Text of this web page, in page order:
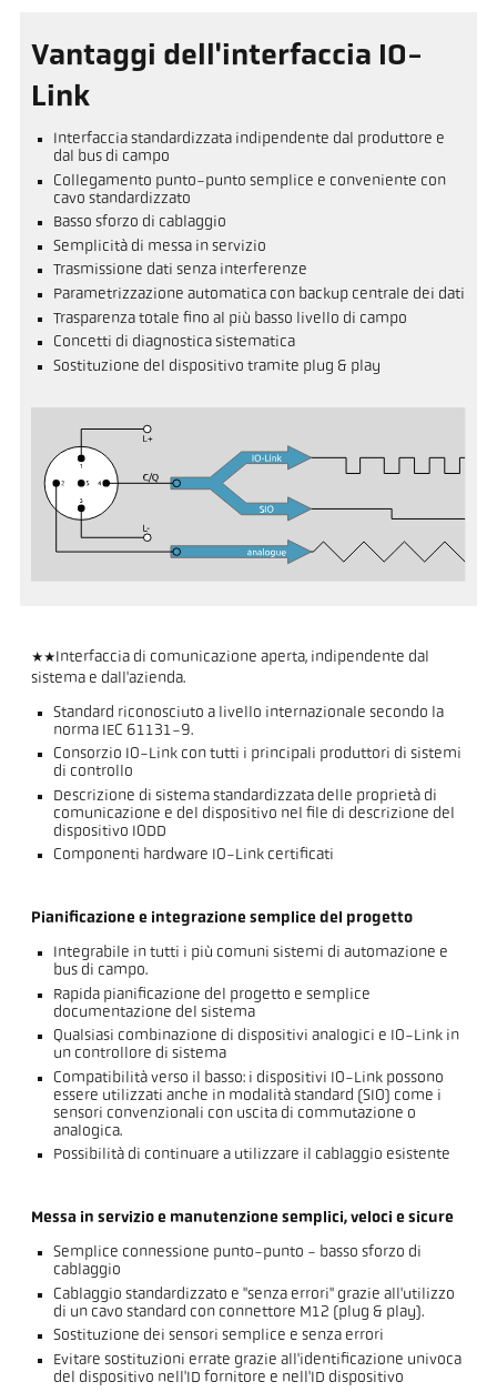
Vantaggi dell'interfaccia IO-
Link
Interfaccia standardizzata indipendente dal produttore e
dal bus di campo
Collegamento punto-punto semplice e conveniente con
cavo standardizzato
Basso sforzo di cablaggio
Semplicità di messa in servizio
Trasmissione dati senza interferenze
Parametrizzazione automatica con backup centrale dei dati
Trasparenza totale fino al più basso livello di campo
Concetti di diagnostica sistematica
Sostituzione del dispositivo tramite plug & play
**Interfaccia di comunicazione aperta, indipendente dal
sistema e dall'azienda.
Standard riconosciuto a livello internazionale secondo la
norma IEC 61131-9.
Consorzio IO-Link con tutti i principali produttori di sistemi
di controllo
Descrizione di sistema standardizzata delle proprietà di
comunicazione e del dispositivo nel file di descrizione del
dispositivo IODD
Componenti hardware IO-Link certificati
Pianificazione e integrazione semplice del progetto
Integrabile in tutti i più comuni sistemi di automazione e
bus di campo.
Rapida pianificazione del progetto e semplice
documentazione del sistema
Qualsiasi combinazione di dispositivi analogici e IO-Link in
un controllore di sistema
Compatibilità verso il basso: i dispositivi IO-Link possono
essere utilizzati anche in modalità standard (SIO) come i
sensori convenzionali con uscita di commutazione o
analogica.
Possibilità di continuare a utilizzare il cablaggio esistente
Messa in servizio e manutenzione semplici, veloci e sicure
Semplice connessione punto-punto - basso sforzo di
cablaggio
Cablaggio standardizzato e "senza errori" grazie all'utilizzo
di un cavo standard con connettore M12 (plug & play).
Sostituzione dei sensori semplice e senza errori
Evitare sostituzioni errate grazie all'identificazione univoca
del dispositivo nell'ID fornitore e nell'ID dispositivo